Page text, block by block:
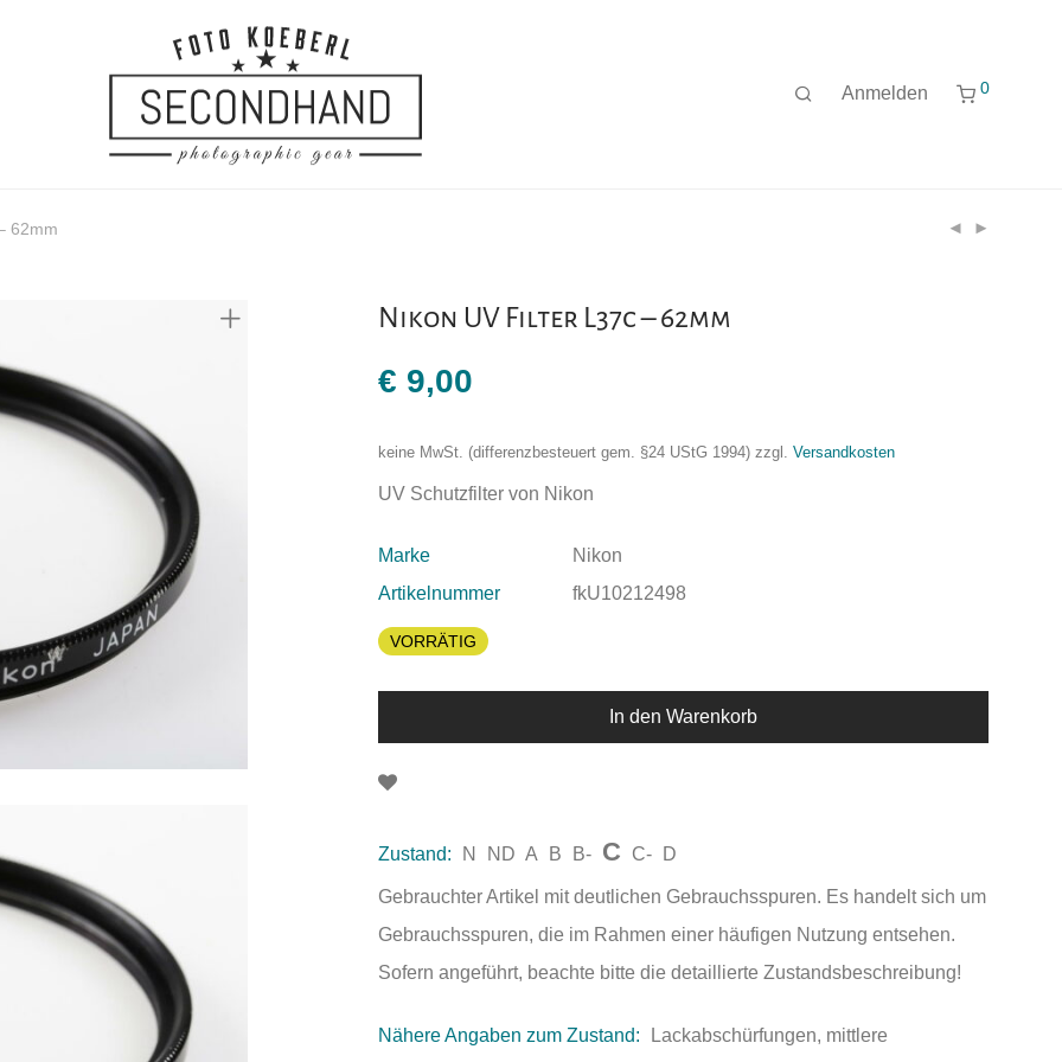
Anmelden 0
62mm
Nikon UV Filter L37c – 62mm
€ 9,00
keine MwSt. (differenzbesteuert gem. §24 UStG 1994) zzgl. Versandkosten
UV Schutzfilter von Nikon
Marke
Nikon
Artikelnummer
fkU10212498
VORRÄTIG
In den Warenkorb
Zustand: N ND A B B- C C- D
Gebrauchter Artikel mit deutlichen Gebrauchsspuren. Es handelt sich um
Gebrauchsspuren, die im Rahmen einer häufigen Nutzung entsehen.
Sofern angeführt, beachte bitte die detaillierte Zustandsbeschreibung!
Nähere Angaben zum Zustand:
Lackabschürfungen, mittlere